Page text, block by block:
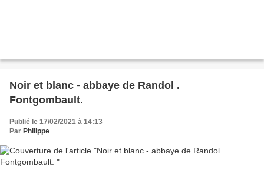
Noir et blanc - abbaye de Randol .
Fontgombault.
Publié le 17/02/2021 à 14:13
Par Philippe